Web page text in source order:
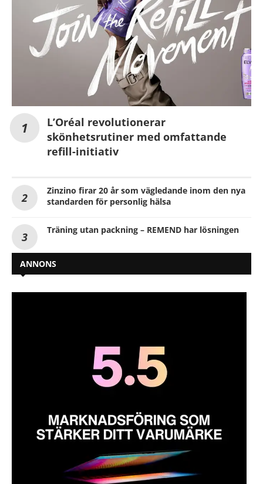
L’Oréal revolutionerar
skönhetsrutiner med omfattande
refill-initiativ
Zinzino firar 20 år som vägledande inom den nya
standarden för personlig hälsa
Träning utan packning – REMEND har lösningen
ANNONS